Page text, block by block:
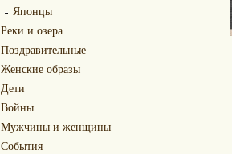
Японцы
Реки и озера
Поздравительные
Женские образы
Дети
Войны
Мужчины и женщины
События